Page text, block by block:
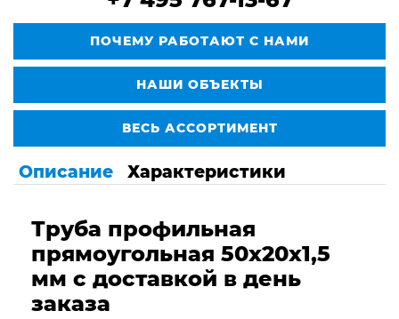
ПОЧЕМУ РАБОТАЮТ С НАМИ
НАШИ ОБЪЕКТЫ
ВЕСЬ АССОРТИМЕНТ
Описание Характеристики
Труба профильная
прямоугольная 50х20х1,5
мм с доставкой в день
заказа